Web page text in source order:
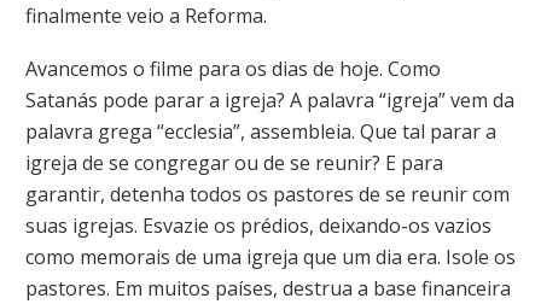
finalmente veio a Reforma.
Avancemos o filme para os dias de hoje. Como
Satanás pode parar a igreja? A palavra “igreja” vem da
palavra grega “ecclesia”, assembleia. Que tal parar a
igreja de se congregar ou de se reunir? E para
garantir, detenha todos os pastores de se reunir com
suas igrejas. Esvazie os prédios, deixando-os vazios
como memorais de uma igreja que um dia era. Isole os
pastores. Em muitos países, destrua a base financeira